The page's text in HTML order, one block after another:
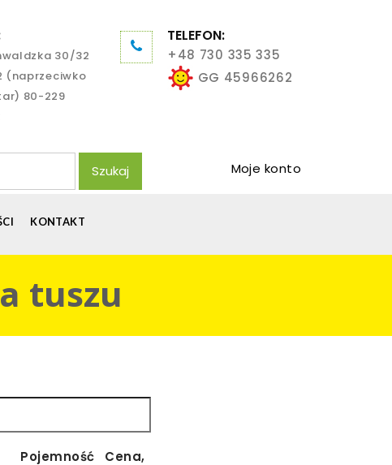
30/32
(naprzeciwko
80-229
TELEFON:
+48 730 335 335
GG 45966262
Szukaj Moje konto
KONTAKT
tuszu
Pojemność
Cena,